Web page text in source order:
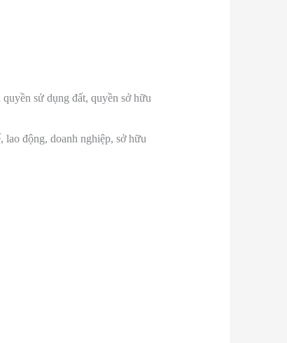
sử dụng đất, quyền sở hữu
động, doanh nghiệp, sở hữu